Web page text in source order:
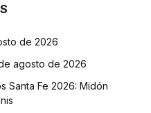
de 2026
agosto de 2026
Santa Fe 2026: Midón